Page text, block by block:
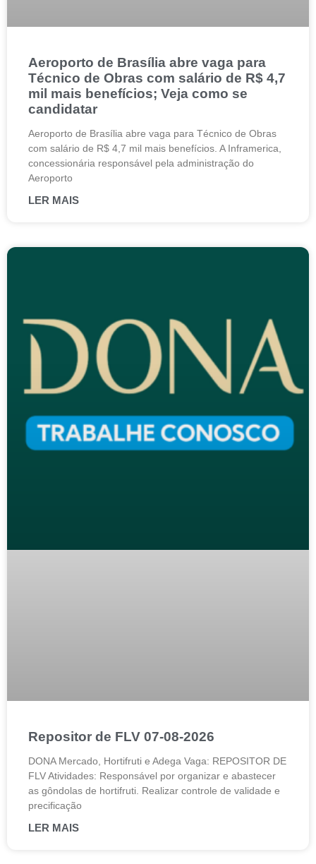
Aeroporto de Brasília abre vaga para
Técnico de Obras com salário de R$ 4,7
mil mais benefícios; Veja como se
candidatar
Aeroporto de Brasília abre vaga para Técnico de Obras
com salário de R$ 4,7 mil mais benefícios. A Inframerica,
concessionária responsável pela administração do
Aeroporto
LER MAIS
Repositor de FLV 07-08-2026
DONA Mercado, Hortifruti e Adega Vaga: REPOSITOR DE
FLV Atividades: Responsável por organizar e abastecer
as gôndolas de hortifruti. Realizar controle de validade e
precificação
LER MAIS